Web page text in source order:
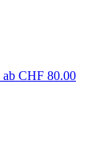
ab CHF 80.00